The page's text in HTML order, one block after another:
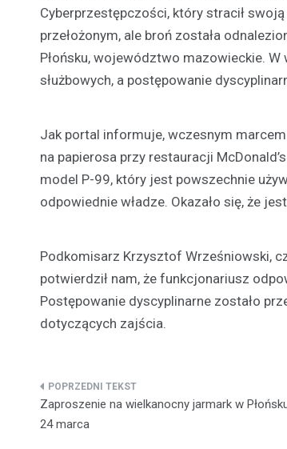
Cyberprzestępczości, który stracił
przełożonym, ale broń została
Płońsku, województwo mazowieckie.
służbowych, a postępowanie
Jak portal informuje, wczesnym
na papierosa przy restauracji
model P-99, który jest powszechnie
odpowiednie władze. Okazało się, że
Podkomisarz Krzysztof Wrześniowski,
potwierdził nam, że funkcjonariusz
Postępowanie dyscyplinarne zostało
dotyczących zajścia.
Nawigacja
wpisu
Zaproszenie na wielkanocny jarmark w
24 marca